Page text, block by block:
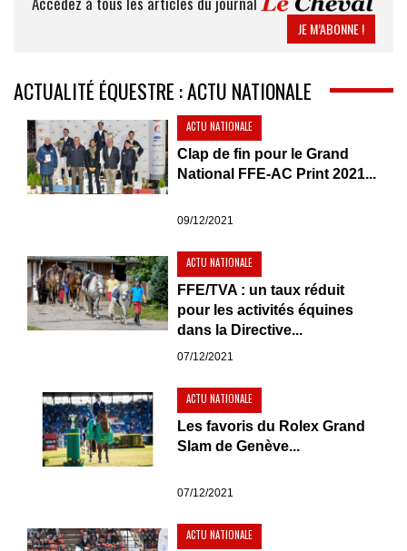
JE M’ABONNE !
ACTUALITÉ ÉQUESTRE : ACTU NATIONALE
ACTU NATIONALE
Clap de fin pour le Grand
National FFE-AC Print 2021...
09/12/2021
ACTU NATIONALE
FFE/TVA : un taux réduit
pour les activités équines
dans la Directive...
07/12/2021
ACTU NATIONALE
Les favoris du Rolex Grand
Slam de Genève...
07/12/2021
ACTU NATIONALE